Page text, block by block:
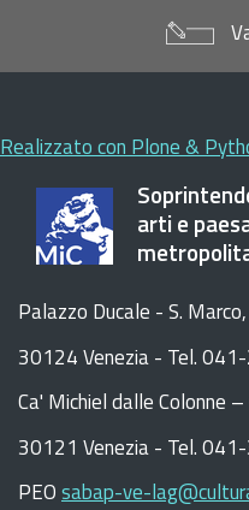
Realizzato con Plone &
arti e
Palazzo Ducale - S.
30124 Venezia - Tel.
Ca' Michiel dalle Colonne
30121 Venezia - Tel.
PEOsabap-ve-